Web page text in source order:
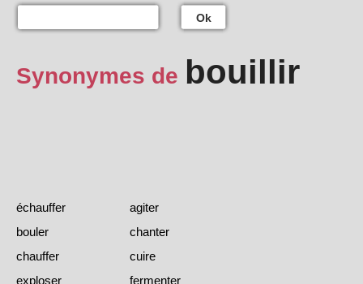
Ok
Synonymes de bouillir
échauffer
agiter
bouler
chanter
chauffer
cuire
exploser
fermenter